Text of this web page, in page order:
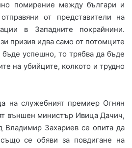
помирение между българи и
от представители на
в Западните покрайнини.
призив идва само от потомците
успешно, то трябва да бъде
на убийците, колкото и трудно
на служебният премиер Огнян
външен министър Ивица Дачич,
Владимир Захариев се опита да
се обяви за повдигане на